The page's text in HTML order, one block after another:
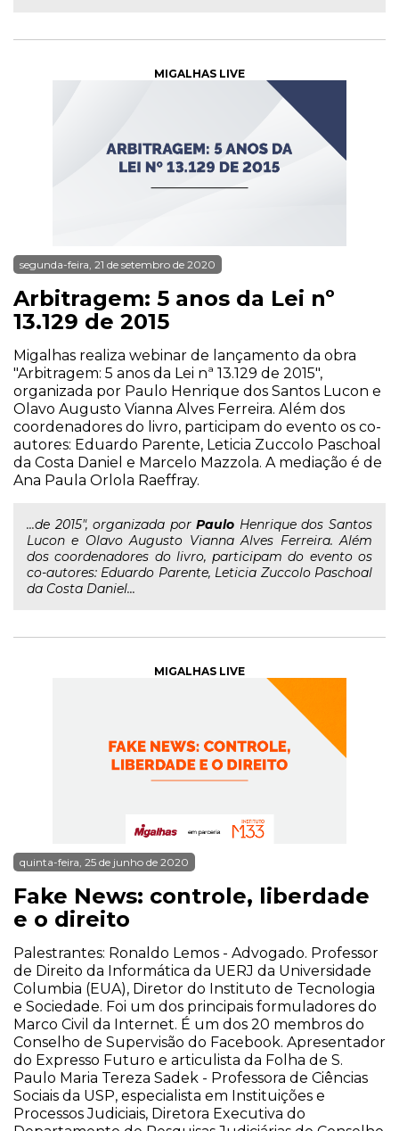
MIGALHAS LIVE
segunda-feira, 21 de setembro de 2020
Arbitragem: 5 anos da Lei nº
13.129 de 2015
Migalhas realiza webinar de lançamento da obra
"Arbitragem: 5 anos da Lei nª 13.129 de 2015",
organizada por Paulo Henrique dos Santos Lucon e
Olavo Augusto Vianna Alves Ferreira. Além dos
coordenadores do livro, participam do evento os co-
autores: Eduardo Parente, Leticia Zuccolo Paschoal
da Costa Daniel e Marcelo Mazzola. A mediação é de
Ana Paula Orlola Raeffray.
...de 2015", organizada porPaulo Henrique dos Santos
Lucon e Olavo Augusto Vianna Alves Ferreira. Além
dos coordenadores do livro, participam do evento os
co-autores: Eduardo Parente, Leticia Zuccolo Paschoal
da Costa Daniel...
MIGALHAS LIVE
quinta-feira, 25 de junho de 2020
Fake News: controle, liberdade
e o direito
Palestrantes: Ronaldo Lemos - Advogado. Professor
de Direito da Informática da UERJ da Universidade
Columbia (EUA), Diretor do Instituto de Tecnologia
e Sociedade. Foi um dos principais formuladores do
Marco Civil da Internet. É um dos 20 membros do
Conselho de Supervisão do Facebook. Apresentador
do Expresso Futuro e articulista da Folha de S.
Paulo Maria Tereza Sadek - Professora de Ciências
Sociais da USP, especialista em Instituições e
Processos Judiciais, Diretora Executiva do